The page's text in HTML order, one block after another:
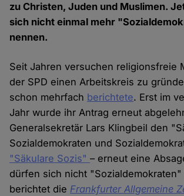
zu Christen, Juden und Muslimen.
sich nicht einmal mehr
nennen.
Seit Jahren versuchen religionsfreie
der SPD einen Arbeitskreis zu
schon mehrfach berichtete. Erst im
Jahr wurde ihr Antrag erneut
Generalsekretär Lars Klingbeil den
Sozialdemokraten und
"Säkulare Sozis"– erneut eine
dürfen sich nicht "Sozialdemokraten"
berichtet die Frankfurter Allgemeine